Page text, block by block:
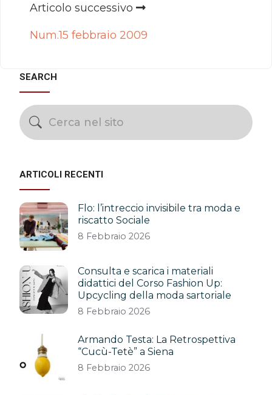
Articolo successivo
Num.15 febbraio 2009
SEARCH
ARTICOLI RECENTI
Flo: l’intreccio invisibile tra moda e
riscatto Sociale
8 Febbraio 2026
Consulta e scarica i materiali
didattici del Corso Fashion Up:
Upcycling della moda sartoriale
8 Febbraio 2026
Armando Testa: La Retrospettiva
“Cucù-Tetè” a Siena
8 Febbraio 2026